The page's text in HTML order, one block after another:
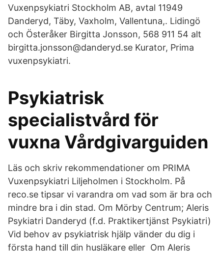
Vuxenpsykiatri Stockholm AB, avtal 11949
Danderyd, Täby, Vaxholm, Vallentuna,. Lidingö
och Österåker Birgitta Jonsson, 568 911 54 alt
birgitta.jonsson@danderyd.se Kurator, Prima
vuxenpsykiatri.
Psykiatrisk
specialistvård för
vuxna Vårdgivarguiden
Läs och skriv rekommendationer om PRIMA
Vuxenpsykiatri Liljeholmen i Stockholm. På
reco.se tipsar vi varandra om vad som är bra och
mindre bra i din stad. Om Mörby Centrum; Aleris
Psykiatri Danderyd (f.d. Praktikertjänst Psykiatri)
Vid behov av psykiatrisk hjälp vänder du dig i
första hand till din husläkare eller Om Aleris